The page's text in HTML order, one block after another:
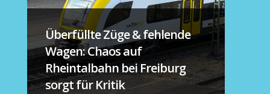
Überfüllte Züge & fehlende
Wagen: Chaos auf
Rheintalbahn bei Freiburg
sorgt für Kritik